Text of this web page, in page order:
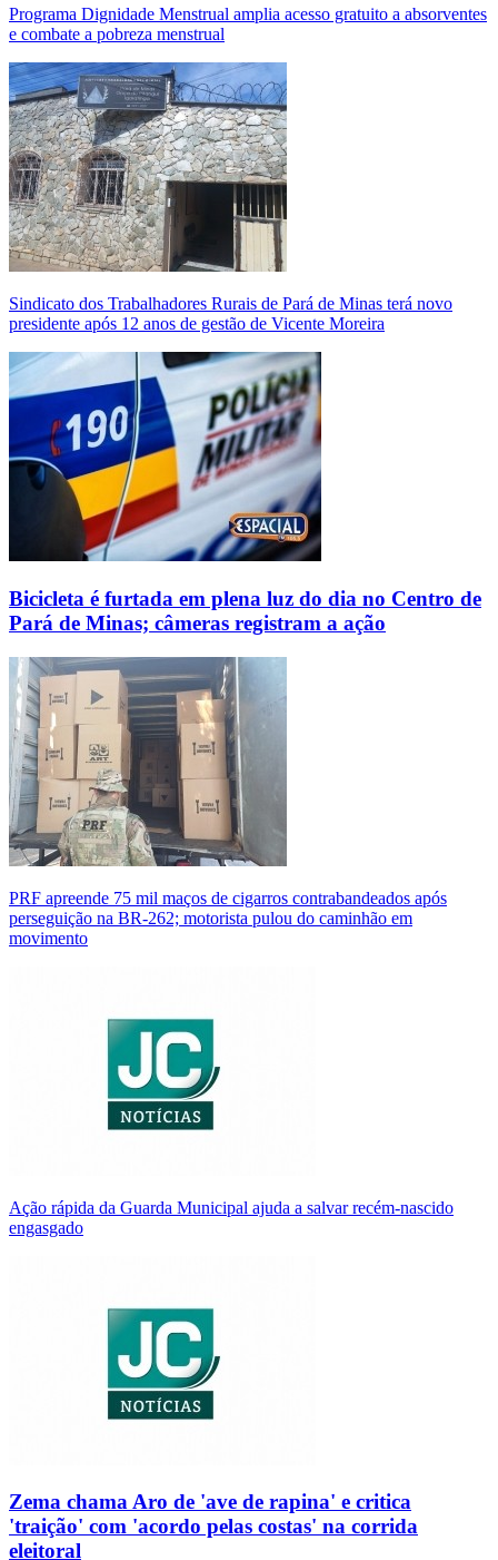
Programa Dignidade Menstrual amplia acesso gratuito a absorventes
e combate a pobreza menstrual
Sindicato dos Trabalhadores Rurais de Pará de Minas terá novo
presidente após 12 anos de gestão de Vicente Moreira
Bicicleta é furtada em plena luz do dia no Centro de
Pará de Minas; câmeras registram a ação
PRF apreende 75 mil maços de cigarros contrabandeados após
perseguição na BR-262; motorista pulou do caminhão em
movimento
Ação rápida da Guarda Municipal ajuda a salvar recém-nascido
engasgado
Zema chama Aro de 'ave de rapina' e critica
'traição' com 'acordo pelas costas' na corrida
eleitoral